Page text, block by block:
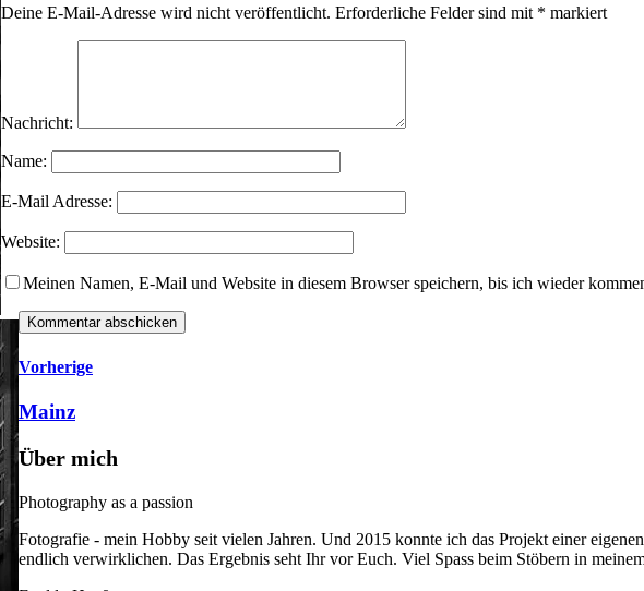
Deine E-Mail-Adresse wird nicht veröffentlicht. Erforderliche Felder sind mit * markiert
Nachricht:
Name:
E-Mail Adresse:
Website:
Meinen Namen, E-Mail und Website in diesem Browser speichern, bis ich wieder
Vorherige
Mainz
Über mich
Photography as a passion
Fotografie - mein Hobby seit vielen Jahren. Und 2015 konnte ich das Projekt einer
endlich verwirklichen. Das Ergebnis seht Ihr vor Euch. Viel Spass beim Stöbern in